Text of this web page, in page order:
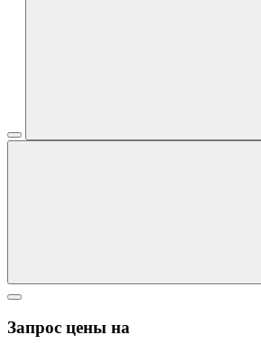
Запрос цены на